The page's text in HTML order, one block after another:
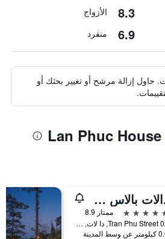
8.3 الأزواج
6.9 منفرد
حاول إزالة مرشح أو تغيير بحثك أو
دالات بالاس هيريتج هوتيل
ممتاز 8.9
02 Tran Phu Street, دا لات, فيتنام
وسط المدينة